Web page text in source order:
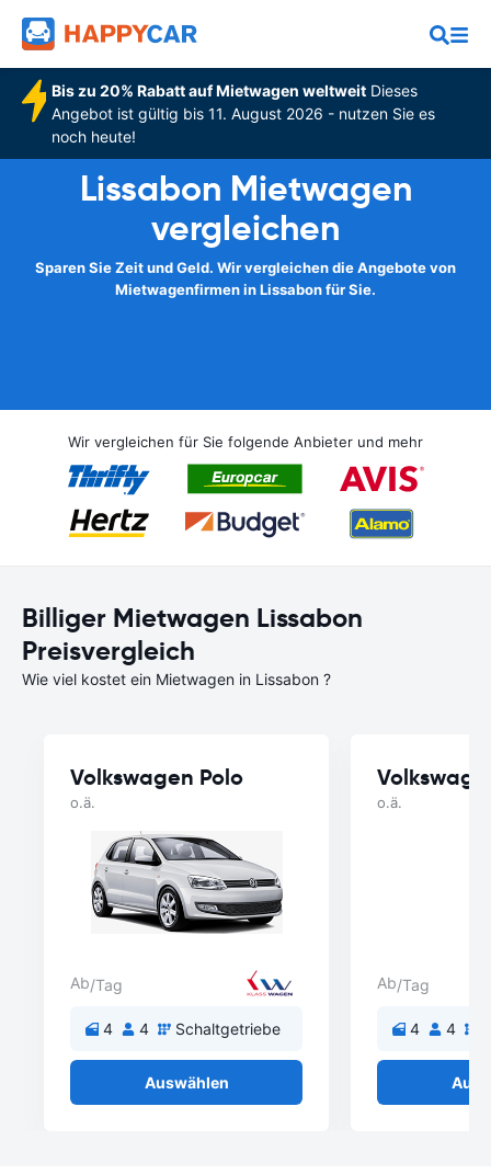
Bis zu 20% Rabatt auf Mietwagen weltweitDieses
Angebot ist gültig bis 11. August 2026 - nutzen Sie es
noch heute!
Lissabon Mietwagen
vergleichen
Sparen Sie Zeit und Geld. Wir vergleichen die Angebote von
Mietwagenfirmen in Lissabon für Sie.
Wir vergleichen für Sie folgende Anbieter und mehr
Billiger Mietwagen Lissabon
Preisvergleich
Wie viel kostet ein Mietwagen in Lissabon ?
Volkswagen Polo
o.ä.
Ab/Tag
4 4 Schaltgetriebe
Auswählen
o.ä.
Ab/Tag
4 4